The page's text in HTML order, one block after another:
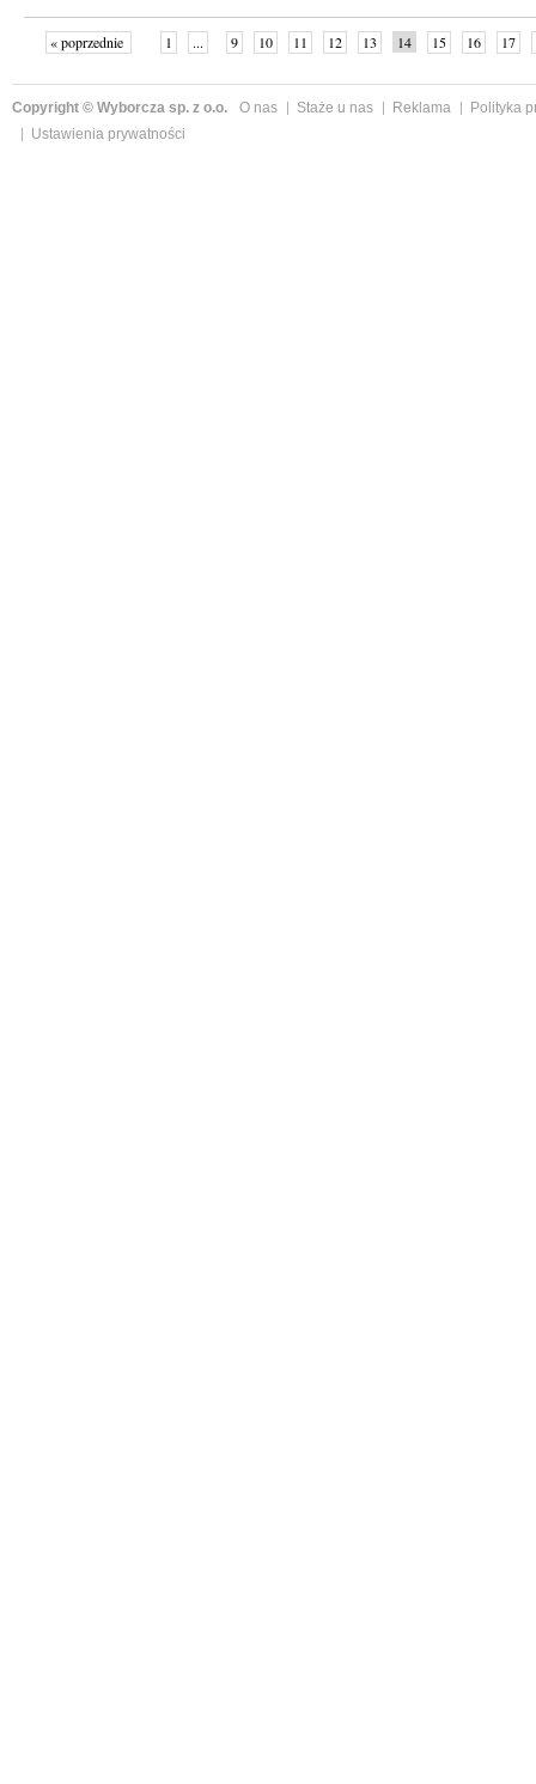
« poprzednie 1 ... 9 10 11 12 13 14 15 16 17
Copyright © Wyborcza sp. z o.o. O nas Staże u nas Reklama
Polityka
Ustawienia prywatności